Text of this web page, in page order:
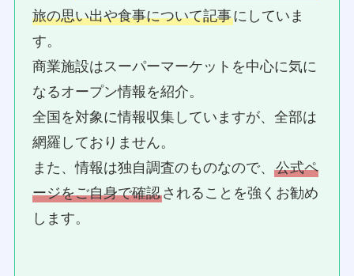
旅の思い出や食事について記事にしていま
す。
商業施設はスーパーマーケットを中心に気に
なるオープン情報を紹介。
全国を対象に情報収集していますが、全部は
網羅しておりません。
また、情報は独自調査のものなので、公式ペ
ージをご自身で確認されることを強くお勧め
します。